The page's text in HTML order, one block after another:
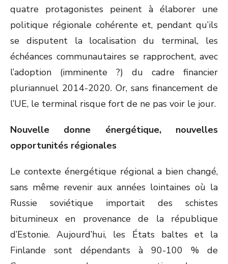
quatre protagonistes peinent à élaborer une
politique régionale cohérente et, pendant qu’ils
se disputent la localisation du terminal, les
échéances communautaires se rapprochent, avec
l’adoption (imminente ?) du cadre financier
pluriannuel 2014-2020. Or, sans financement de
l’UE, le terminal risque fort de ne pas voir le jour.
Nouvelle donne énergétique, nouvelles
opportunités régionales
Le contexte énergétique régional a bien changé,
sans même revenir aux années lointaines où la
Russie soviétique importait des schistes
bitumineux en provenance de la république
d’Estonie. Aujourd’hui, les États baltes et la
Finlande sont dépendants à 90-100 % de